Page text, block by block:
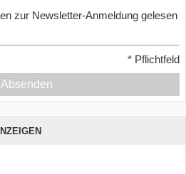
zur Newsletter-Anmeldung gelesen
* Pflichtfeld
Absenden